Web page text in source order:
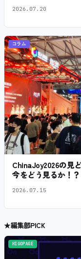
2026.07.20
コラム
ChinaJoy2026の見
今をどう見るか！？
2026.07.15
★編集部PICK
HIGOPAGE